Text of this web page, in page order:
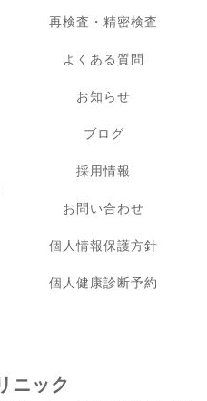
再検査・精密検査
よくある質問
お知らせ
ブログ
採用情報
お問い合わせ
個人情報保護方針
個人健康診断予約
ニック